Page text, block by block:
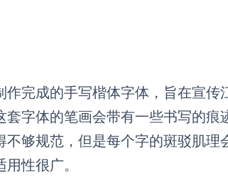
完成的手写楷体字体，旨在宣传
字体的笔画会带有一些书写的痕
够规范，但是每个字的斑驳肌理
性很广。